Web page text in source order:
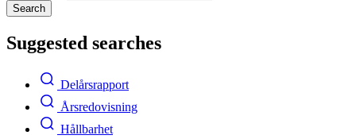
Search
Suggested searches
Delårsrapport
Årsredovisning
Hållbarhet